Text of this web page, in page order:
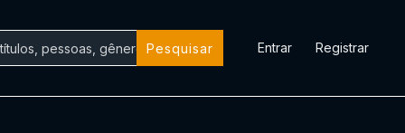
Pesquisar Entrar Registrar